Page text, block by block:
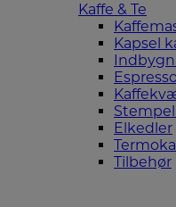
Kaffe & Te
Kapsel
Elkedler
Tilbehør